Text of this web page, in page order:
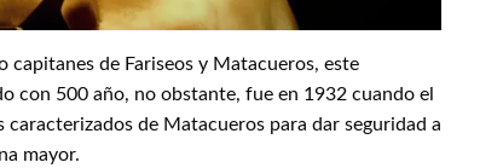
de Fariseos y Matacueros, este
con 500 año, no obstante, fue en 1932 cuando el
de Matacueros para dar seguridad a
mayor.